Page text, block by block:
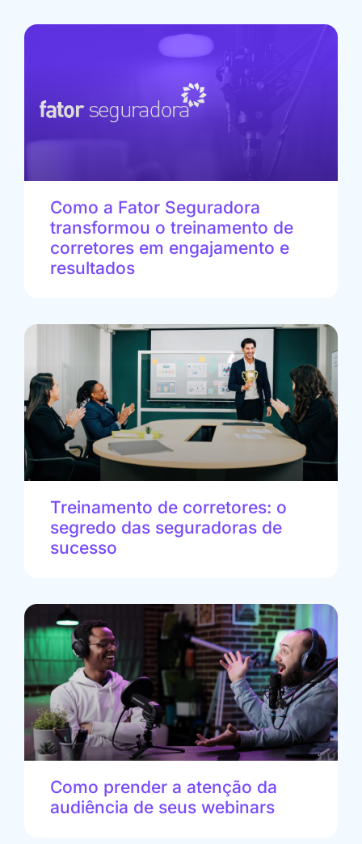
Como a Fator Seguradora
transformou o treinamento de
corretores em engajamento e
resultados
Treinamento de corretores: o
segredo das seguradoras de
sucesso
Como prender a atenção da
audiência de seus webinars